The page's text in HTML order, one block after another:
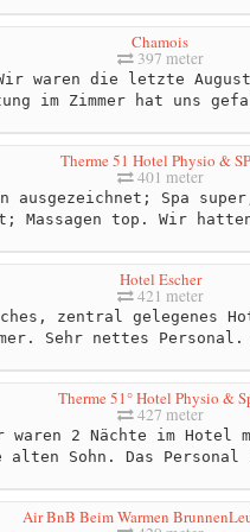
Chamois
397 meter
waren die letzte
im Zimmer hat uns
Therme 51 Hotel Physio &
401 meter
ausgezeichnet; Spa
Massagen top. Wir
Hotel Escher
421 meter
zentral gelegenes
Sehr nettes
Therme 51° Hotel Physio &
427 meter
waren 2 Nächte im Hotel
alten Sohn. Das
Air BnB Beim Warmen